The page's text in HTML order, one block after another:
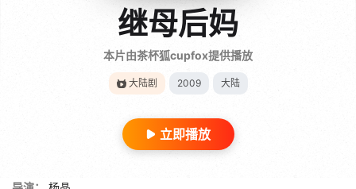
继母后妈
本片由茶杯狐cupfox提供播放
大陆剧 2009 大陆
立即播放